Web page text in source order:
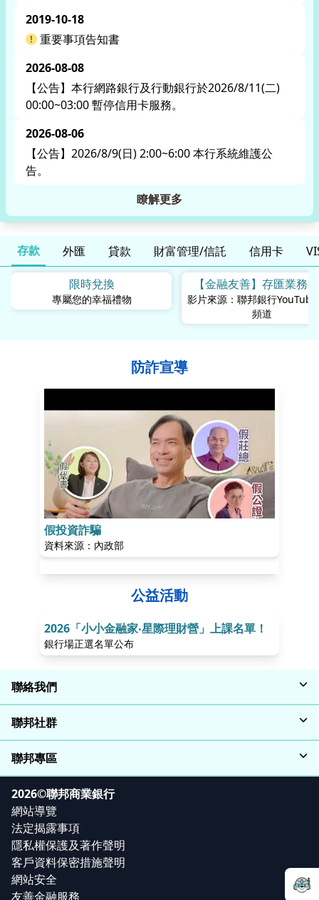
2019-10-18
重要事項告知書
2026-08-08
【公告】本行網路銀行及行動銀行於2026/8/11(二)
00:00~03:00 暫停信用卡服務。
2026-08-06
【公告】2026/8/9(日) 2:00~6:00 本行系統維護公
告。
瞭解更多
存款 外匯 貸款 財富管理/信託 信用卡
限時兌換
專屬您的幸福禮物
【金融友善】存匯業務
些？
影片來源：聯邦銀行
頻道
防詐宣導
假投資詐騙
資料來源：內政部
公益活動
2026「小小金融家‧星際理財營」上課名單！
銀行場正選名單公布
聯絡我們
聯邦社群
聯邦專區
2026©聯邦商業銀行
網站導覽
法定揭露事項
隱私權保護及著作聲明
客戶資料保密措施聲明
網站安全
友善金融服務